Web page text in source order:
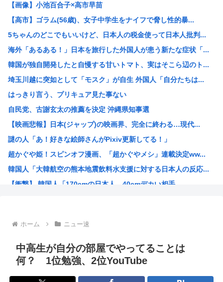
3大もらって困るもの「釣った魚」「プリザーブドフラワー」
【画像】 松屋、食器の仕分けまでセルフに
GACKTや小沢仁志の「セリフが聞き取れない」 日本語作...
【参政党】神谷代表、食料品の消費減税「天下の愚策だ」と批...
【速報】NHK職員が番組出演者から性被害
ホリエモン「面接でさ、納豆パックの薄いフィルムって何のた...
【衝撃】れいわ新選組、「いのちの党」に党名変更 天畠大輔...
【画像】能年玲奈さん、穴あきスカート姿が強すぎてネット騒...
坊さんを今すぐ皆殺しにするべき理由が詰まった画像がこちら
福島県に住む普通の人「助けて、家を赤くしただけで村の人間...
台風15号「チャンホン」東日本の盆休み潰す
【速報】北海道江別大学生殺人事件、主犯格の川口被告(19...
【画像】小池百合子×高市早苗
【高市】ゴラム(56歳)、女子中学生をナイフで脅し性的暴...
5ちゃんのどこでもいいけど、日本人の税金使って日本人批判...
海外「あるある！」日本を旅行した外国人が患う新たな症状「...
韓国が独自開発したと自慢する甘いトマト、実はそこら辺のト...
埼玉川越に突如として「モスク」が自生 外国人「自分たちは...
はっきり言う、プリキュア見た事ない
自民党、古謝玄太の推薦を決定 沖縄県知事選
【映画悲報】日本(ジャップ)の映画界、完全に終わる…現代...
謎の人「あ！好きな絵師さんがPixiv更新してる！」
超かぐや姫！スピンオフ漫画、「超かぐやメシ」連載決定ww...
韓国人「大韓航空の熊本地震飲料水支援に対する日本人の反応...
【衝撃】 韓国人「170cmの日本人、40cmデカい相手...
米農家「60kg作って1万8000円…コストは2万以上…...
井口裕香さん、「ケツ鍛えるより演技力鍛えろよ」とアニメフ...
氷河期世代『ルッキズムが一番酷かったのは00年代、こうい...
ホーム ニュー速
中高生が自分の部屋でやってることは
何？ 1位勉強、2位YouTube